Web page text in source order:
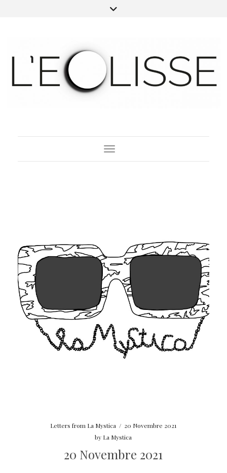
Toggle Navigation
Letters from La Mystica / 20 Novembre 2021
by La Mystica
20 Novembre 2021